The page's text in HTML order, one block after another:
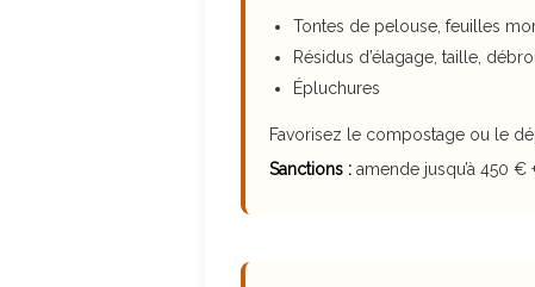
Tontes de pelouse, feuilles
Résidus d’élagage, taille,
Épluchures
Favorisez le compostage ou le
Sanctions : amende jusqu’à 450 €